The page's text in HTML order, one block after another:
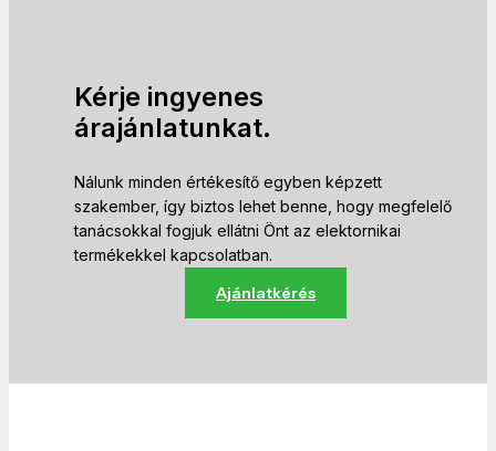
Kérje ingyenes
árajánlatunkat.
Nálunk minden értékesítő egyben képzett
szakember, így biztos lehet benne, hogy megfelelő
tanácsokkal fogjuk ellátni Önt az elektornikai
termékekkel kapcsolatban.
Ajánlatkérés